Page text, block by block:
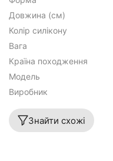
Довжина (см)
Колір силікону
Вага
Країна походження
Модель
Виробник
Знайти схожі